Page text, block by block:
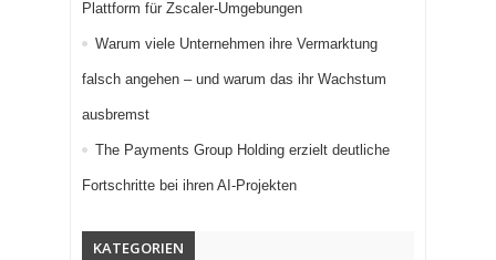
Plattform für Zscaler-Umgebungen
Warum viele Unternehmen ihre Vermarktung
falsch angehen – und warum das ihr Wachstum
ausbremst
The Payments Group Holding erzielt deutliche
Fortschritte bei ihren AI-Projekten
KATEGORIEN